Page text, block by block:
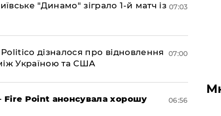
"Динамо" зіграло 1-й матч із 07:03
дізналося про відновлення
Україною та США
07:00
Fire Point анонсувала хорошу
06:56